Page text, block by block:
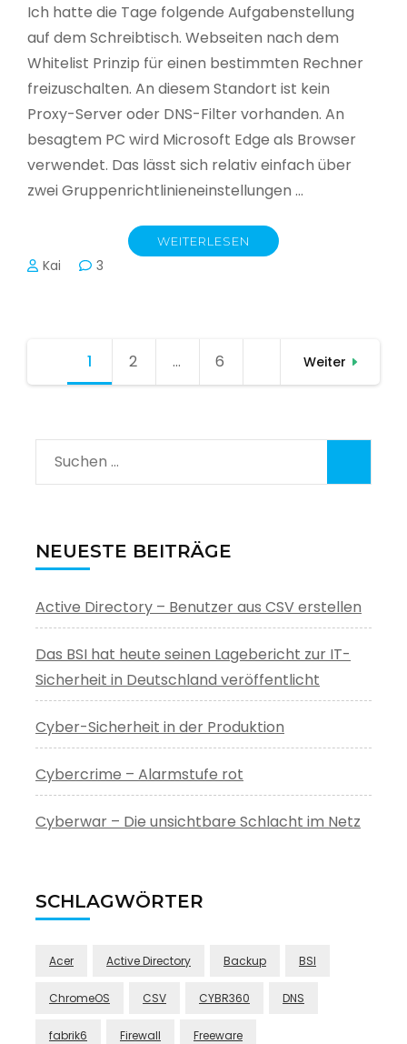
Ich hatte die Tage folgende Aufgabenstellung
auf dem Schreibtisch. Webseiten nach dem
Whitelist Prinzip für einen bestimmten Rechner
freizuschalten. An diesem Standort ist kein
Proxy-Server oder DNS-Filter vorhanden. An
besagtem PC wird Microsoft Edge als Browser
verwendet. Das lässt sich relativ einfach über
zwei Gruppenrichtlinieneinstellungen …
WEITERLESEN
Kai 3
Seitennummerierung
1 Seite
2 … Seite
6 Weiter
Suchen
nach:
NEUESTE BEITRÄGE
Active Directory – Benutzer aus CSV erstellen
Das BSI hat heute seinen Lagebericht zur IT-
Sicherheit in Deutschland veröffentlicht
Cyber-Sicherheit in der Produktion
Cybercrime – Alarmstufe rot
Cyberwar – Die unsichtbare Schlacht im Netz
SCHLAGWÖRTER
Acer Active Directory Backup BSI
ChromeOS CSV CYBR360 DNS
fabrik6 Firewall Freeware